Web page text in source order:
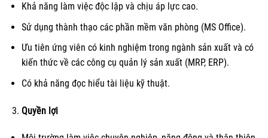
Khả năng làm việc độc lập và chịu áp lực cao.
Sử dụng thành thạo các phần mềm văn phòng (MS Office).
Ưu tiên ứng viên có kinh nghiệm trong ngành sản xuất và có
kiến thức về các công cụ quản lý sản xuất (MRP, ERP).
Có khả năng đọc hiểu tài liệu kỹ thuật.
Quyền lợi